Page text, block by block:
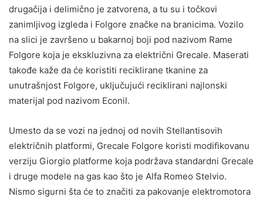
drugačija i delimično je zatvorena, a tu su i točkovi
zanimljivog izgleda i Folgore značke na branicima. Vozilo
na slici je završeno u bakarnoj boji pod nazivom Rame
Folgore koja je ekskluzivna za električni Grecale. Maserati
takođe kaže da će koristiti reciklirane tkanine za
unutrašnjost Folgore, uključujući reciklirani najlonski
materijal pod nazivom Econil.
Umesto da se vozi na jednoj od novih Stellantisovih
električnih platformi, Grecale Folgore koristi modifikovanu
verziju Giorgio platforme koja podržava standardni Grecale
i druge modele na gas kao što je Alfa Romeo Stelvio.
Nismo sigurni šta će to značiti za pakovanje elektromotora